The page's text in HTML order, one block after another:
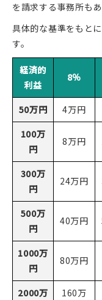
を請求する事務所もあ
具体的な基準をもと
す。
経済的
利益
8％
50万円 4万円
100万
円
8万円
300万
円
24万円
500万
円
40万円
1000万
円
80万円
2000万
160万